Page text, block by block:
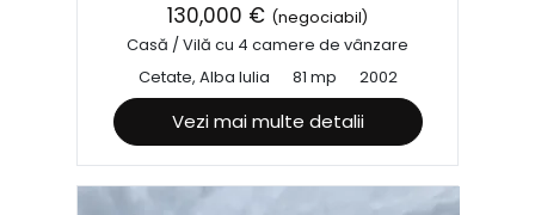
130,000 € (negociabil)
Casă / Vilă cu 4 camere de vânzare
Cetate, Alba Iulia
81 mp 2002
Vezi mai multe detalii